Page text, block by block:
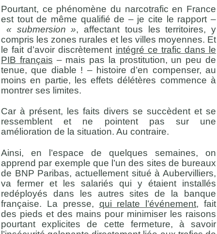
Pourtant, ce phénomène du narcotrafic en France
est tout de même qualifié de – je cite le rapport –
« submersion », affectant tous les territoires, y
compris les zones rurales et les villes moyennes. Et
le fait d’avoir discrètement intégré ce trafic dans le
PIB français – mais pas la prostitution, un peu de
tenue, que diable ! – histoire d’en compenser, au
moins en partie, les effets délétères commence à
montrer ses limites.
Car à présent, les faits divers se succèdent et se
ressemblent et ne pointent pas sur une
amélioration de la situation. Au contraire.
Ainsi, en l’espace de quelques semaines, on
apprend par exemple que l’un des sites de bureaux
de BNP Paribas, actuellement situé à Aubervilliers,
va fermer et les salariés qui y étaient installés
redéployés dans les autres sites de la banque
française. La presse, qui relate l’événement, fait
des pieds et des mains pour minimiser les raisons
pourtant explicites de cette fermeture, à savoir